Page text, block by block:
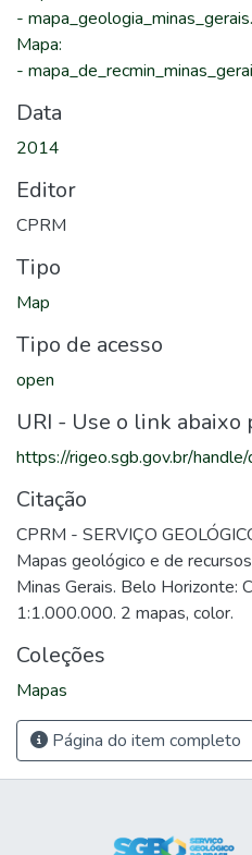
-
Mapa:
-
Data
2014
Editor
CPRM
Tipo
Map
Tipo de acesso
open
URI - Use o link abaixo
https://rigeo.sgb.gov.br/
Citação
CPRM - SERVIÇO
Mapas geológico e de
Minas Gerais. Belo Horizonte:
1:1.000.000. 2 mapas, color.
Coleções
Mapas
Página do item completo